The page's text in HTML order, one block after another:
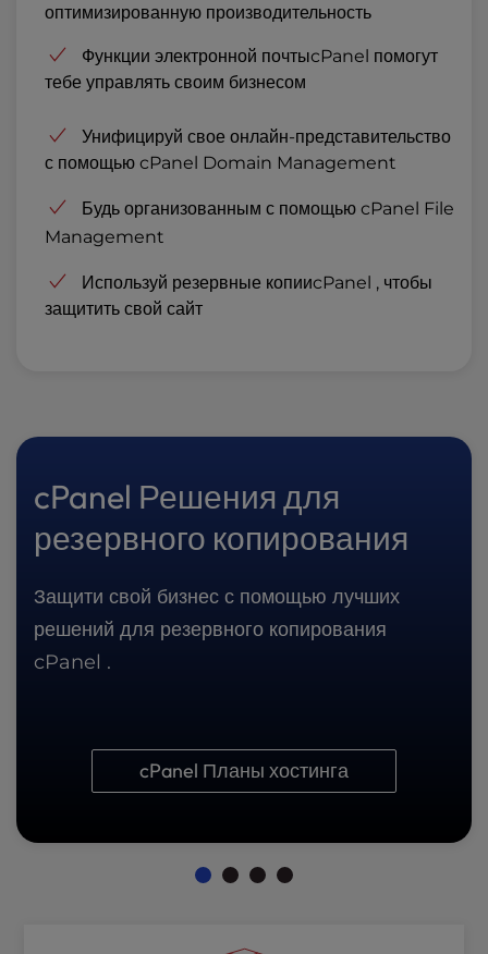
DNS и домашнюю директорию сайта. Начни с
нашегоруководства по резервному копированию
WordPress.
оптимизированную производительность
Функции электронной почтыcPanel помогут
тебе управлять своим бизнесом
Унифицируй свое онлайн-представительство
с помощью cPanel Domain Management
Будь организованным с помощью cPanel File
Management
Используй резервные копииcPanel , чтобы
защитить свой сайт
cPanel Решения для
резервного копирования
Защити свой бизнес с помощью лучших
решений для резервного копирования
cPanel .
cPanel Планы хостинга